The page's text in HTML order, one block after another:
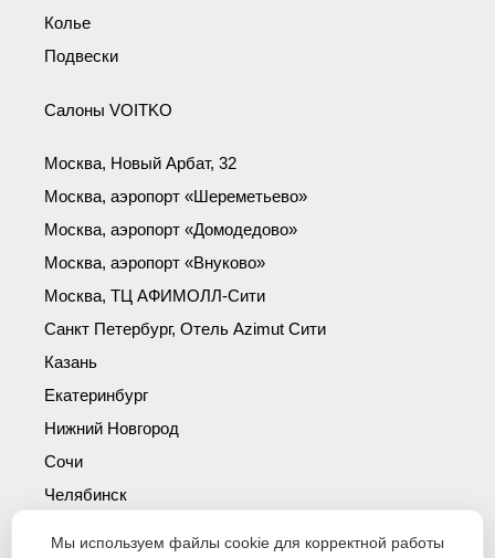
Колье
Подвески
Салоны VOITKO
Москва, Новый Арбат, 32
Москва, аэропорт «Шереметьево»
Москва, аэропорт «Домодедово»
Москва, аэропорт «Внуково»
Москва, ТЦ АФИМОЛЛ-Сити
Санкт Петербург, Отель Azimut Сити
Казань
Екатеринбург
Нижний Новгород
Сочи
Челябинск
Мы используем файлы cookie для корректной работы